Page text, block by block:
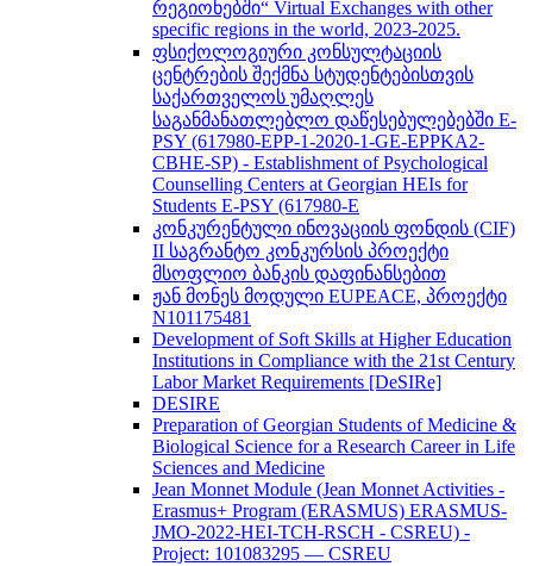
რეგიონებში“ Virtual Exchanges with other
specific regions in the world, 2023-2025.
ფსიქოლოგიური კონსულტაციის
ცენტრების შექმნა სტუდენტებისთვის
საქართველოს უმაღლეს
საგანმანათლებლო დაწესებულებებში E-
PSY (617980-EPP-1-2020-1-GE-EPPKA2-
CBHE-SP) - Establishment of Psychological
Counselling Centers at Georgian HEIs for
Students E-PSY (617980-E
კონკურენტული ინოვაციის ფონდის (CIF)
II საგრანტო კონკურსის პროექტი
მსოფლიო ბანკის დაფინანსებით
ჟან მონეს მოდული EUPEACE, პროექტი
N101175481
Development of Soft Skills at Higher Education
Institutions in Compliance with the 21st Century
Labor Market Requirements [DeSIRe]
DESIRE
Preparation of Georgian Students of Medicine &
Biological Science for a Research Career in Life
Sciences and Medicine
Jean Monnet Module (Jean Monnet Activities -
Erasmus+ Program (ERASMUS) ERASMUS-
JMO-2022-HEI-TCH-RSCH - CSREU) -
Project: 101083295 — CSREU